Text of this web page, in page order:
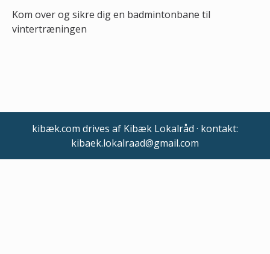
Kom over og sikre dig en badmintonbane til
vintertræningen
kibæk.com drives af Kibæk Lokalråd · kontakt:
kibaek.lokalraad@gmail.com